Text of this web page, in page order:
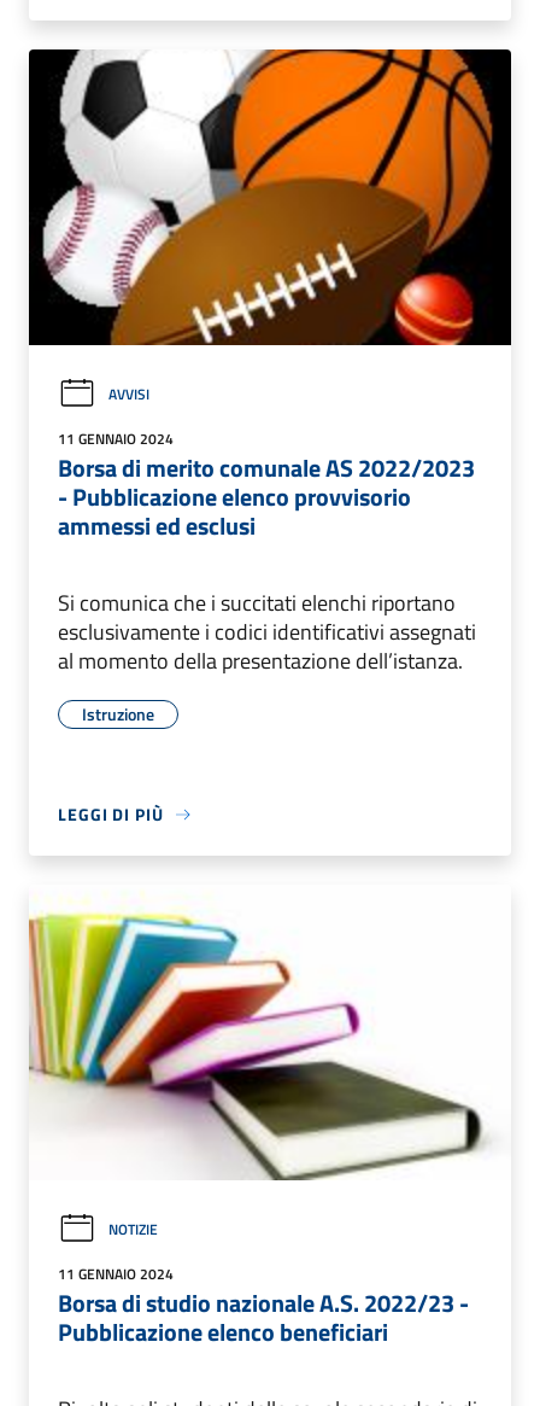
AVVISI
11 GENNAIO 2024
Borsa di merito comunale AS 2022/2023
- Pubblicazione elenco provvisorio
ammessi ed esclusi
Si comunica che i succitati elenchi riportano
esclusivamente i codici identificativi assegnati
al momento della presentazione dell’istanza.
Istruzione
LEGGI DI PIÙ
NOTIZIE
11 GENNAIO 2024
Borsa di studio nazionale A.S. 2022/23 -
Pubblicazione elenco beneficiari